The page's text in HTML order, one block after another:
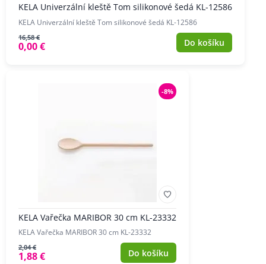
KELA Univerzální kleště Tom silikonové šedá KL-12586
KELA Univerzální kleště Tom silikonové šedá KL-12586
16,58 €
0,00 € Do košíku
-8%
KELA Vařečka MARIBOR 30 cm KL-23332
KELA Vařečka MARIBOR 30 cm KL-23332
2,04 €
1,88 € Do košíku